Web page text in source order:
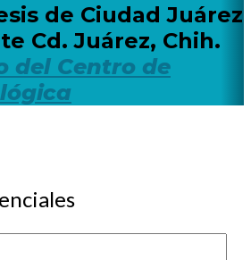
de Ciudad Juárez
Cd. Juárez, Chih.
del Centro de